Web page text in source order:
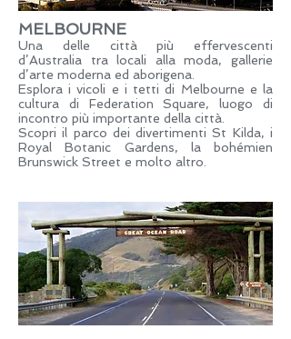
MELBOURNE
Una delle città più effervescenti
d’Australia tra locali alla moda, gallerie
d’arte moderna ed aborigena.
Esplora i vicoli e i tetti di Melbourne e la
cultura di Federation Square, luogo di
incontro più importante della città.
Scopri il parco dei divertimenti St Kilda, i
Royal Botanic Gardens, la bohémien
Brunswick Street e molto altro.